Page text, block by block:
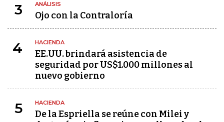
3 ANÁLISIS
Ojo con la Contraloría
4 HACIENDA
EE.UU. brindará asistencia de
seguridad por US$1.000 millones al
nuevo gobierno
5 HACIENDA
De la Espriella se reúne con Milei y